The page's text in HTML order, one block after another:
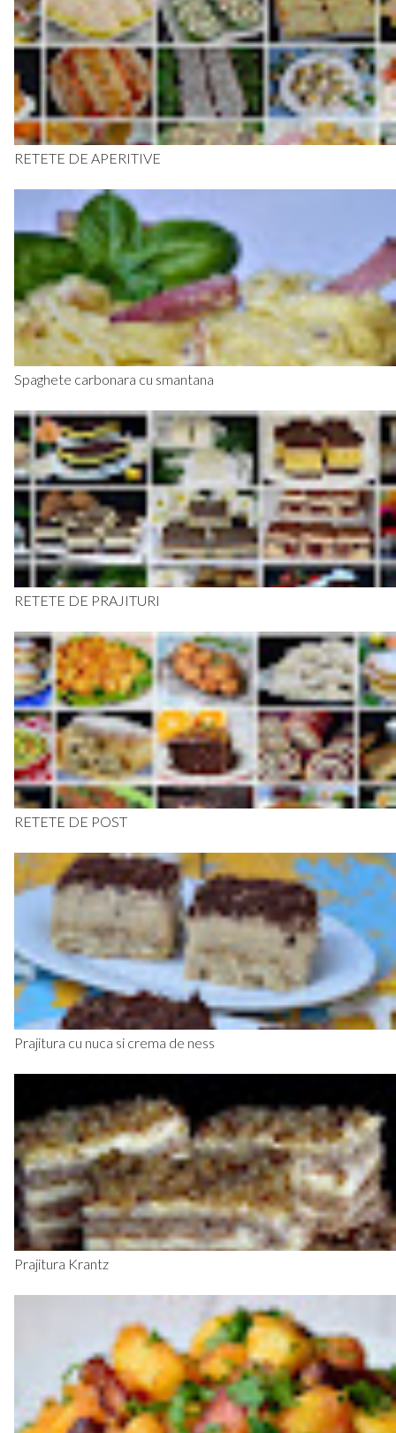
RETETE DE APERITIVE
Spaghete carbonara cu smantana
RETETE DE PRAJITURI
RETETE DE POST
Prajitura cu nuca si crema de ness
Prajitura Krantz